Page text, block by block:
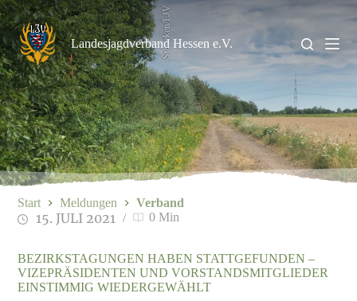
Zum
Inhalt
springen
Landesjagdverband Hessen e.V.
Stöveken/LJV
BEZIRKSTAGUNGEN HABEN STATTGEFUNDEN –
VIZEPRÄSIDENTEN UND VORSTANDSMITGLIEDER
EINSTIMMIG WIEDERGEWÄHLT
15. JULI 2021 0 Min
Start Meldungen Verband